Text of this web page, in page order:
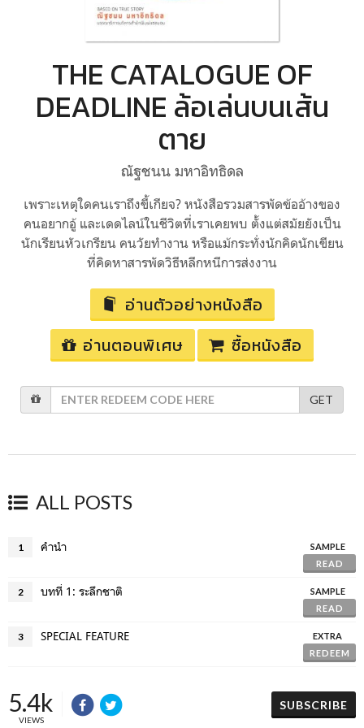
THE CATALOGUE OF
DEADLINE ล้อเล่นบนเส้น
ตาย
ณัฐชนน มหาอิทธิดล
เพราะเหตุใดคนเราถึงขี้เกียจ? หนังสือรวมสารพัดข้ออ้างของ
คนอยากอู้ และเดดไลน์ในชีวิตที่เราเคยพบ ตั้งแต่สมัยยังเป็น
นักเรียนหัวเกรียน คนวัยทำงาน หรือแม้กระทั่งนักคิดนักเขียน
ที่คิดหาสารพัดวิธีหลีกหนีการส่งงาน
อ่านตัวอย่างหนังสือ
อ่านตอนพิเศษ
ซื้อหนังสือ
GET
ALL POSTS
1 คำนำ
SAMPLE
READ
2 บทที่ 1: ระลึกชาติ
SAMPLE
READ
3 SPECIAL FEATURE
EXTRA
REDEEM
5.4k
VIEWS
SUBSCRIBE